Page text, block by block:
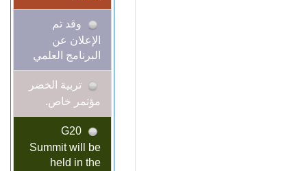
وقد تم
الإعلان عن
البرنامج العلمي
تربية الخضر
مؤتمر خاص.
G20
Summit will be
held in the